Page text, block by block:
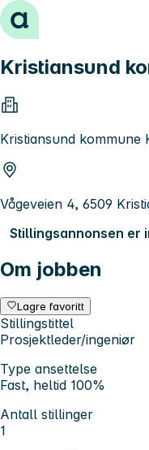
Hopp til innhold
Kristiansund
Kristiansund kommune
Vågeveien 4, 6509
Stillingsannonsen er
Om jobben
Lagre favoritt
Stillingstittel
Prosjektleder/ingeniør
Type ansettelse
Fast, heltid 100%
Antall stillinger
1